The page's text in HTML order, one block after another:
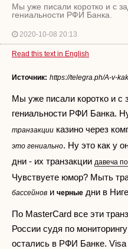
Мы уже писали коротко и с
гениальности РФИ Банка.
2020-10-08 20:13
Read this text in English
Источник: https://telegra.ph/A-v-
Мы уже писали коротко и с
гениальности РФИ Банка.
транзакции казино через
это гениально. Ну это как у
дни - их транзакции давеча
Чувствуете юмор? Мыть
бассейнов и черные дни в
По MasterCard все эти
России судя по
остались в РФИ Банке.